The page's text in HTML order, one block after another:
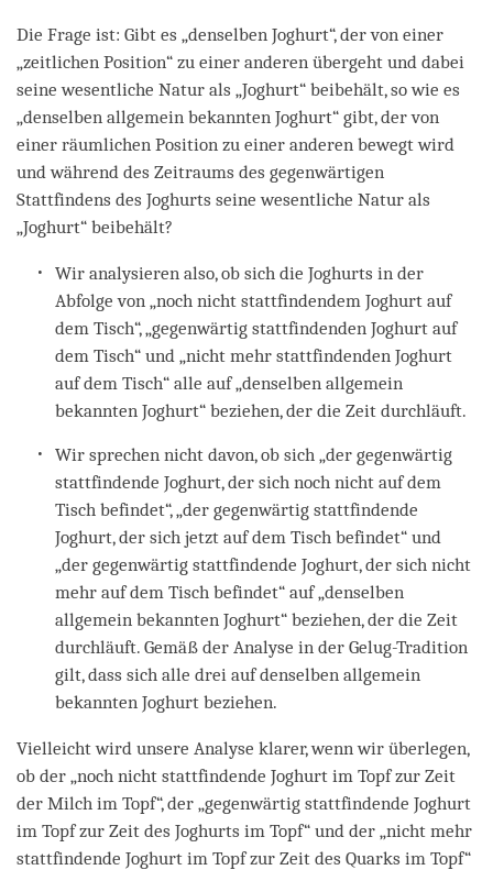
Die Frage ist: Gibt es „denselben Joghurt“, der von einer
„zeitlichen Position“ zu einer anderen übergeht und dabei
seine wesentliche Natur als „Joghurt“ beibehält, so wie es
„denselben allgemein bekannten Joghurt“ gibt, der von
einer räumlichen Position zu einer anderen bewegt wird
und während des Zeitraums des gegenwärtigen
Stattfindens des Joghurts seine wesentliche Natur als
„Joghurt“ beibehält?
Wir analysieren also, ob sich die Joghurts in der
Abfolge von „noch nicht stattfindendem Joghurt auf
dem Tisch“, „gegenwärtig stattfindenden Joghurt auf
dem Tisch“ und „nicht mehr stattfindenden Joghurt
auf dem Tisch“ alle auf „denselben allgemein
bekannten Joghurt“ beziehen, der die Zeit durchläuft.
Wir sprechen nicht davon, ob sich „der gegenwärtig
stattfindende Joghurt, der sich noch nicht auf dem
Tisch befindet“, „der gegenwärtig stattfindende
Joghurt, der sich jetzt auf dem Tisch befindet“ und
„der gegenwärtig stattfindende Joghurt, der sich nicht
mehr auf dem Tisch befindet“ auf „denselben
allgemein bekannten Joghurt“ beziehen, der die Zeit
durchläuft. Gemäß der Analyse in der Gelug-Tradition
gilt, dass sich alle drei auf denselben allgemein
bekannten Joghurt beziehen.
Vielleicht wird unsere Analyse klarer, wenn wir überlegen,
ob der „noch nicht stattfindende Joghurt im Topf zur Zeit
der Milch im Topf“, der „gegenwärtig stattfindende Joghurt
im Topf zur Zeit des Joghurts im Topf“ und der „nicht mehr
stattfindende Joghurt im Topf zur Zeit des Quarks im Topf“